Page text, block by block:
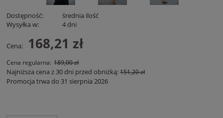
Dostępność:
średnia ilość
Wysyłka w:
4 dni
Cena: 168,21 zł
Cena regularna: 189,00 zł
Najniższa cena z 30 dni przed obniżką:151,20 zł
Promocja trwa do 31 sierpnia 2026